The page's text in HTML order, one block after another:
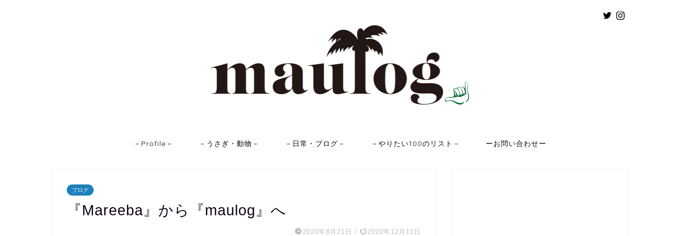
－Profile－ －うさぎ・動物－ －日常・ブログ－ －やりたい100のリスト－ ーお問い合わせー
ブログ
『Mareeba』から『maulog』へ
2020年8月21日 / 2020年12月11日